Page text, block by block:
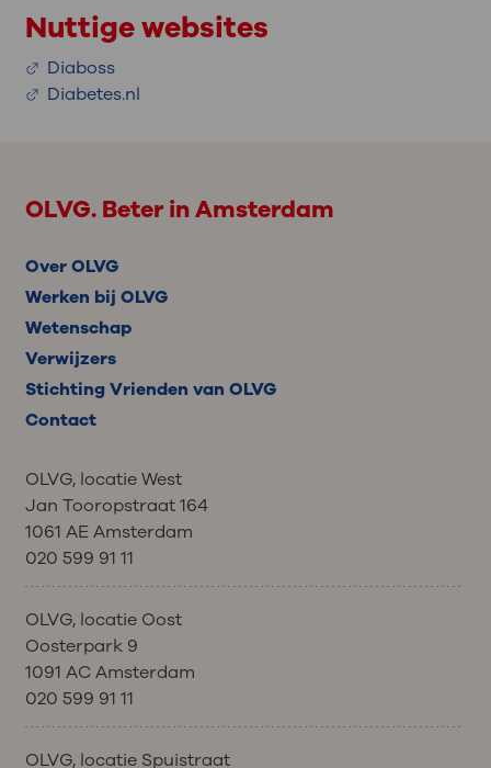
Nuttige websites
Diaboss
Diabetes.nl
OLVG. Beter in Amsterdam
Over OLVG
Werken bij OLVG
Wetenschap
Verwijzers
Stichting Vrienden van OLVG
Contact
OLVG, locatie West
Jan Tooropstraat 164
1061 AE Amsterdam
020 599 91 11
OLVG, locatie Oost
Oosterpark 9
1091 AC Amsterdam
020 599 91 11
OLVG, locatie Spuistraat